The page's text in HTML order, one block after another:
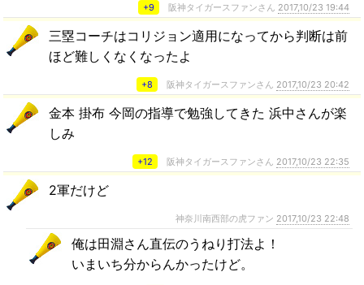
+9 阪神タイガースファンさん 2017,10/23 19:44
三塁コーチはコリジョン適用になってから判断は前
ほど難しくなくなったよ
+8 阪神タイガースファンさん 2017,10/23 20:42
金本 掛布 今岡の指導で勉強してきた 浜中さんが楽
しみ
+12 阪神タイガースファンさん 2017,10/23 22:35
2軍だけど
神奈川南西部の虎ファン 2017,10/23 22:48
俺は田淵さん直伝のうねり打法よ！
いまいち分からんかったけど。